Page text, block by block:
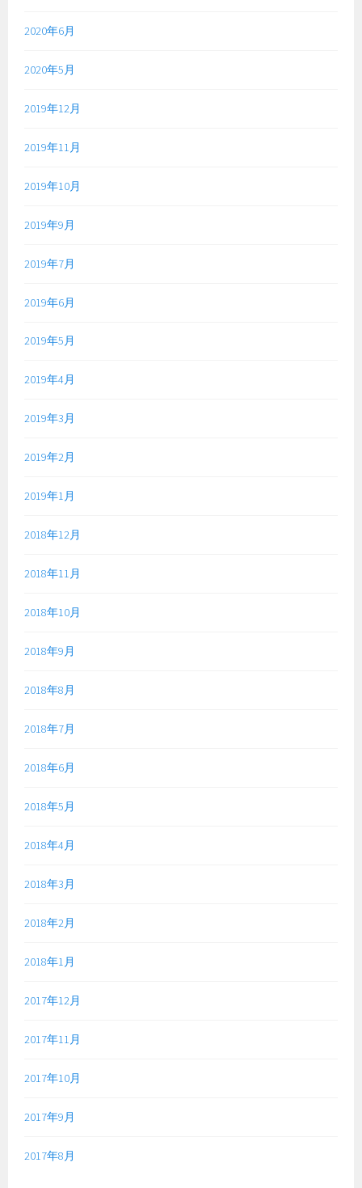
2020年6月
2020年5月
2019年12月
2019年11月
2019年10月
2019年9月
2019年7月
2019年6月
2019年5月
2019年4月
2019年3月
2019年2月
2019年1月
2018年12月
2018年11月
2018年10月
2018年9月
2018年8月
2018年7月
2018年6月
2018年5月
2018年4月
2018年3月
2018年2月
2018年1月
2017年12月
2017年11月
2017年10月
2017年9月
2017年8月